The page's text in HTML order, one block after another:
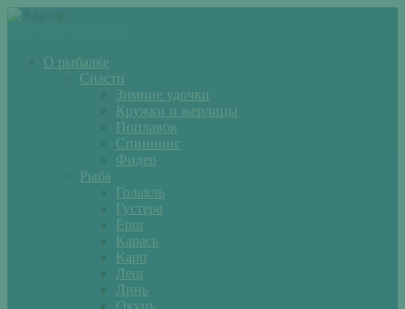
О рыбалке
Снасти
Зимние удочки
Кружки и жерлицы
Поплавок
Спиннинг
Фидер
Рыба
Голавль
Густера
Ёрш
Карась
Карп
Лещ
Линь
Окунь